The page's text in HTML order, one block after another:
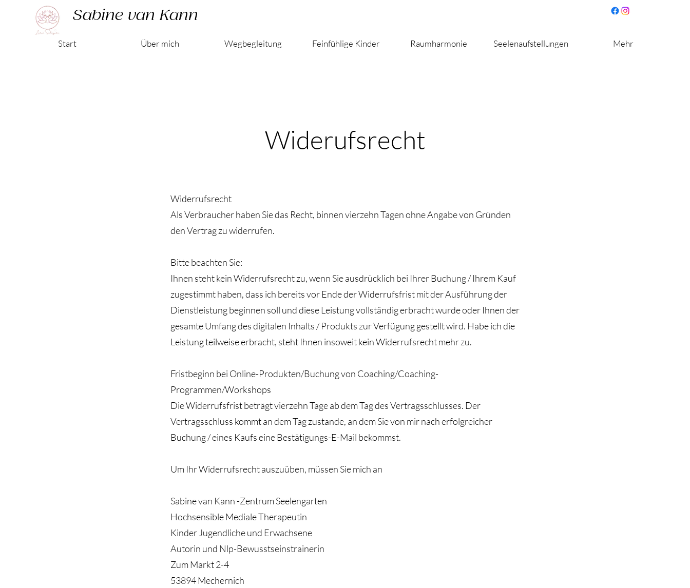
Sabine van Kann
Start Über mich Wegbegleitung Feinfühlige Kinder Raumharmonie Seelenaufstellungen Mehr
Widerufsrecht
Widerrufsrecht
Als Verbraucher haben Sie das Recht, binnen vierzehn Tagen ohne Angabe von Gründen
den Vertrag zu widerrufen.
Bitte beachten Sie:
Ihnen steht kein Widerrufsrecht zu, wenn Sie ausdrücklich bei Ihrer Buchung / Ihrem Kauf
zugestimmt haben, dass ich bereits vor Ende der Widerrufsfrist mit der Ausführung der
Dienstleistung beginnen soll und diese Leistung vollständig erbracht wurde oder Ihnen der
gesamte Umfang des digitalen Inhalts / Produkts zur Verfügung gestellt wird. Habe ich die
Leistung teilweise erbracht, steht Ihnen insoweit kein Widerrufsrecht mehr zu.
Fristbeginn bei Online-Produkten/Buchung von Coaching/Coaching-
Programmen/Workshops
Die Widerrufsfrist beträgt vierzehn Tage ab dem Tag des Vertragsschlusses. Der
Vertragsschluss kommt an dem Tag zustande, an dem Sie von mir nach erfolgreicher
Buchung / eines Kaufs eine Bestätigungs-E-Mail bekommst.
Um Ihr Widerrufsrecht auszuüben, müssen Sie mich an
Sabine van Kann -Zentrum Seelengarten
Hochsensible Mediale Therapeutin
Kinder Jugendliche und Erwachsene
Autorin und Nlp-Bewusstseinstrainerin
Zum Markt 2-4
53894 Mechernich